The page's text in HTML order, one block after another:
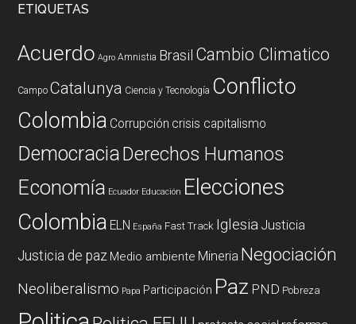
ETIQUETAS
Acuerdo Agro Amnistia Brasil Cambio Climatico
Campo Catalunya Ciencia y Tecnología Conflicto
Colombia Corrupción crisis capitalismo
DemocraciaDerechos Humanos
Economía Ecuador Educación Elecciones
Colombia ELN España Fast Track Iglesia Justicia
Justicia de paz Medio ambiente Mineria Negociación
Neoliberalismo Papa Participación Paz PND Pobreza